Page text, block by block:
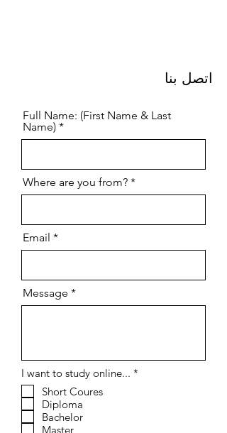
اتصل بنا
Full Name: (First Name & Last
Name)
Where are you from?
Email
Message
I want to study online... *
Short Coures
Diploma
Bachelor
Master